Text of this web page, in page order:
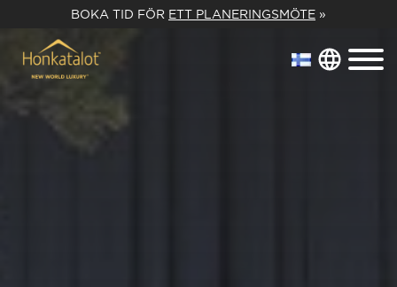
BOKA TID FÖR ETT PLANERINGSMÖTE »